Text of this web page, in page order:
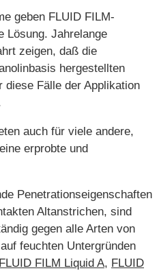
geben FLUID FILM-
Lösung. Jahrelange
zeigen, daß die
hergestellten
diese Fälle der Applikation
auch für viele andere,
erprobte und
Penetrationseigenschaften
Altanstrichen, sind
gegen alle Arten von
feuchten Untergründen
FLUID FILM Liquid A, FLUID